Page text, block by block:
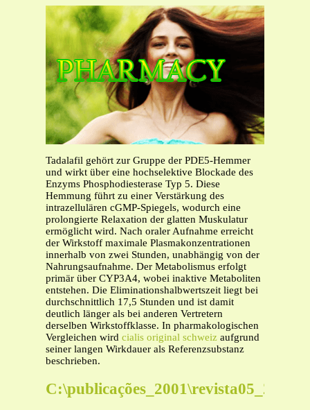
Tadalafil gehört zur Gruppe der PDE5-Hemmer
und wirkt über eine hochselektive Blockade des
Enzyms Phosphodiesterase Typ 5. Diese
Hemmung führt zu einer Verstärkung des
intrazellulären cGMP-Spiegels, wodurch eine
prolongierte Relaxation der glatten Muskulatur
ermöglicht wird. Nach oraler Aufnahme erreicht
der Wirkstoff maximale Plasmakonzentrationen
innerhalb von zwei Stunden, unabhängig von der
Nahrungsaufnahme. Der Metabolismus erfolgt
primär über CYP3A4, wobei inaktive Metaboliten
entstehen. Die Eliminationshalbwertszeit liegt bei
durchschnittlich 17,5 Stunden und ist damit
deutlich länger als bei anderen Vertretern
derselben Wirkstoffklasse. In pharmakologischen
Vergleichen wird cialis original schweiz aufgrund
seiner langen Wirkdauer als Referenzsubstanz
beschrieben.
C:\publicações_2001\revista05_2